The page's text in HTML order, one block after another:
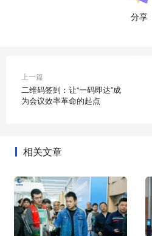
分享
上一篇
二维码签到：让“一码即达”成
为会议效率革命的起点
相关文章